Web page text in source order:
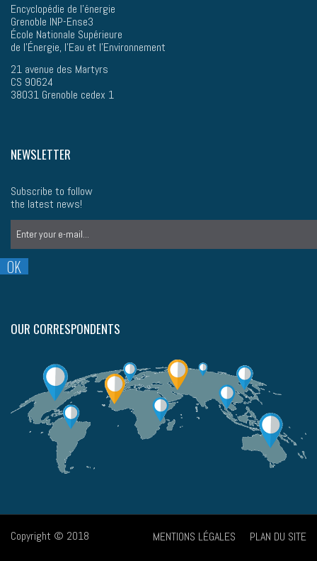
Encyclopédie de l'énergie
Grenoble INP-Ense3
École Nationale Supérieure
de l’Énergie, l'Eau et l'Environnement
21 avenue des Martyrs
CS 90624
38031 Grenoble cedex 1
NEWSLETTER
Subscribe to follow
the latest news!
OUR CORRESPONDENTS
Copyright © 2018 MENTIONS LÉGALES PLAN DU SITE